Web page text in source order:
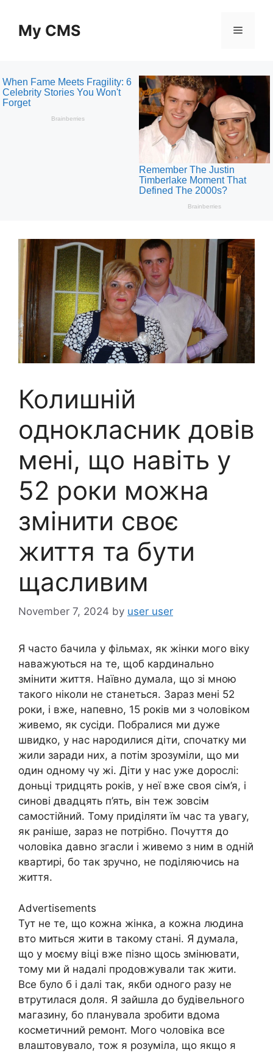
contentMy CMS Menu
Колишній
однокласник довів
мені, що навіть у
52 роки можна
змінити своє
життя та бути
щасливим
November 7, 2024 by user user
Я часто бачила у фільмах, як жінки мого віку
наважуються на те, щоб кардинально
змінити життя. Наївно думала, що зі мною
такого ніколи не станеться. Зараз мені 52
роки, і вже, напевно, 15 років ми з чоловіком
живемо, як сусіди. Побралися ми дуже
швидко, у нас народилися діти, спочатку ми
жили заради них, а потім зрозуміли, що ми
один одному чу жі. Діти у нас уже дорослі:
доньці тридцять років, у неї вже своя сім’я, і
синові двадцять п’ять, він теж зовсім
самостійний. Тому приділяти їм час та увагу,
як раніше, зараз не потрібно. Почуття до
чоловіка давно згасли і живемо з ним в одній
квартирі, бо так зручно, не поділяючись на
життя.
Advertisements
Тут не те, що кожна жінка, а кожна людина
вто миться жити в такому стані. Я думала,
що у моєму віці вже пізно щось змінювати,
тому ми й надалі продовжували так жити.
Все було б і далі так, якби одного разу не
втрутилася доля. Я зайшла до будівельного
магазину, бо планувала зробити вдома
косметичний ремонт. Мого чоловіка все
влаштовувало, тож я розуміла, що якщо я